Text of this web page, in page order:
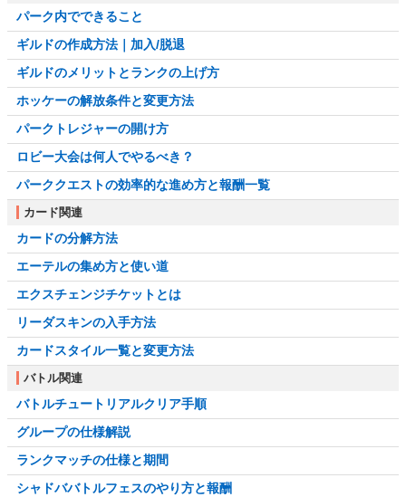
パーク内でできること
ギルドの作成方法｜加入/脱退
ギルドのメリットとランクの上げ方
ホッケーの解放条件と変更方法
パークトレジャーの開け方
ロビー大会は何人でやるべき？
パーククエストの効率的な進め方と報酬一覧
カード関連
カードの分解方法
エーテルの集め方と使い道
エクスチェンジチケットとは
リーダスキンの入手方法
カードスタイル一覧と変更方法
バトル関連
バトルチュートリアルクリア手順
グループの仕様解説
ランクマッチの仕様と期間
シャドババトルフェスのやり方と報酬